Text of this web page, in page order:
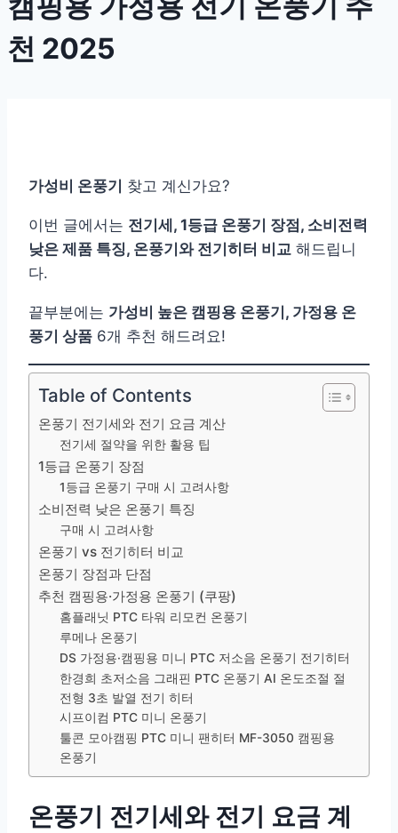
천 2025
가성비 온풍기 찾고 계신가요?
이번 글에서는 전기세, 1등급 온풍기 장점, 소비전력
낮은 제품 특징, 온풍기와 전기히터 비교 해드립니
다.
끝부분에는 가성비 높은 캠핑용 온풍기, 가정용 온
풍기 상품 6개 추천 해드려요!
Table of Contents
온풍기 전기세와 전기 요금 계산
전기세 절약을 위한 활용 팁
1등급 온풍기 장점
1등급 온풍기 구매 시 고려사항
소비전력 낮은 온풍기 특징
구매 시 고려사항
온풍기 vs 전기히터 비교
온풍기 장점과 단점
추천 캠핑용·가정용 온풍기 (쿠팡)
홈플래닛 PTC 타워 리모컨 온풍기
루메나 온풍기
DS 가정용·캠핑용 미니 PTC 저소음 온풍기 전기히터
한경희 초저소음 그래핀 PTC 온풍기 AI 온도조절 절
전형 3초 발열 전기 히터
시프이컴 PTC 미니 온풍기
툴콘 모아캠핑 PTC 미니 팬히터 MF-3050 캠핑용
온풍기
온풍기 전기세와 전기 요금 계